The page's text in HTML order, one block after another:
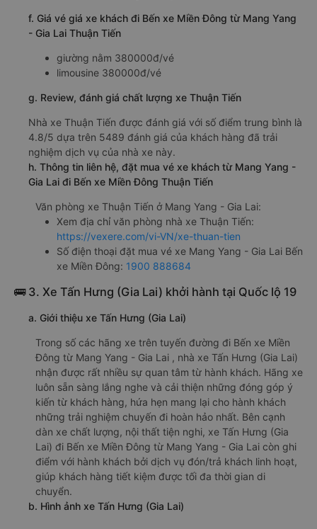
f. Giá vé giá xe khách đi Bến xe Miền Đông từ Mang Yang
- Gia Lai Thuận Tiến
giường nằm 380000đ/vé
limousine 380000đ/vé
g. Review, đánh giá chất lượng xe Thuận Tiến
Nhà xe Thuận Tiến được đánh giá với số điểm trung bình là
4.8/5 dựa trên 5489 đánh giá của khách hàng đã trải
nghiệm dịch vụ của nhà xe này.
h. Thông tin liên hệ, đặt mua vé xe khách từ Mang Yang -
Gia Lai đi Bến xe Miền Đông Thuận Tiến
Văn phòng xe Thuận Tiến ở Mang Yang - Gia Lai:
Xem địa chỉ văn phòng nhà xe Thuận Tiến:
https://vexere.com/vi-VN/xe-thuan-tien
Số điện thoại đặt mua vé xe Mang Yang - Gia Lai Bến
xe Miền Đông: 1900 888684
🚌 3. Xe Tấn Hưng (Gia Lai) khởi hành tại Quốc lộ 19
a. Giới thiệu xe Tấn Hưng (Gia Lai)
Trong số các hãng xe trên tuyến đường đi Bến xe Miền
Đông từ Mang Yang - Gia Lai , nhà xe Tấn Hưng (Gia Lai)
nhận được rất nhiều sự quan tâm từ hành khách. Hãng xe
luôn sẵn sàng lắng nghe và cải thiện những đóng góp ý
kiến từ khách hàng, hứa hẹn mang lại cho hành khách
những trải nghiệm chuyến đi hoàn hảo nhất. Bên cạnh
dàn xe chất lượng, nội thất tiện nghi, xe Tấn Hưng (Gia
Lai) đi Bến xe Miền Đông từ Mang Yang - Gia Lai còn ghi
điểm với hành khách bởi dịch vụ đón/trả khách linh hoạt,
giúp khách hàng tiết kiệm được tối đa thời gian di
chuyển.
b. Hình ảnh xe Tấn Hưng (Gia Lai)